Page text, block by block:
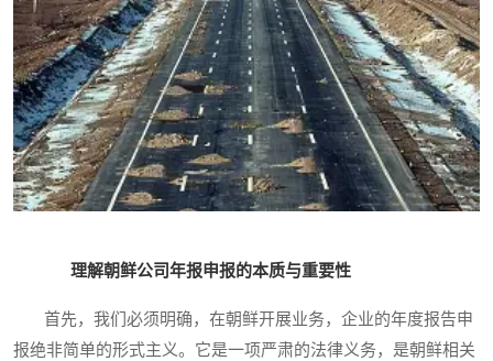
理解朝鲜公司年报申报的本质与重要性
首先，我们必须明确，在朝鲜开展业务，企业的年度报告申
报绝非简单的形式主义。它是一项严肃的法律义务，是朝鲜相关